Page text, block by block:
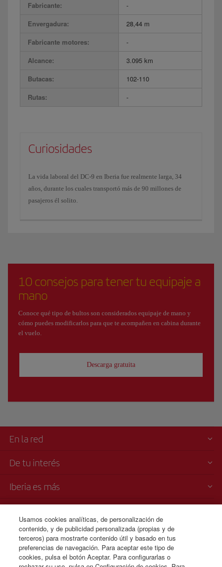
Fabricante:
-
Envergadura:
28,44 m
Fabricante motores:
-
Alcance:
3.095 km
Butacas:
102-110
Rutas:
-
Curiosidades
La vida laboral del DC-9 en Iberia fue realmente larga, 34
años, durante los cuales transportó más de 90 millones de
pasajeros él solito.
10 consejos para tener tu equipaje a
mano
Conoce qué tipo de bultos son considerados equipaje de mano y
cómo puedes modificarlos para que te acompañen en cabina durante
el vuelo.
Descarga gratuita
En la red
De tu interés
Iberia es más
Venta telefónica de billetes
+593 96 427 6671
Lunes a domingo 00:00 - 24:00 horas ( español e inglés).
Usamos cookies analíticas, de personalización de
contenido, y de publicidad personalizada (propias y de
terceros) para mostrarte contenido útil y basado en tus
preferencias de navegación. Para aceptar este tipo de
cookies, pulsa el botón Aceptar. Para configurarlas o